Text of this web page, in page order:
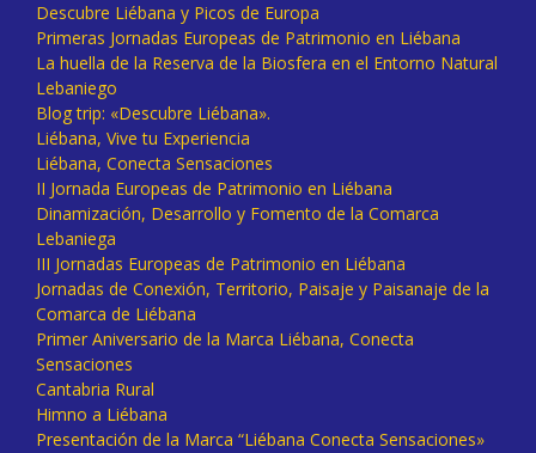
Descubre Liébana y Picos de Europa
Primeras Jornadas Europeas de Patrimonio en Liébana
La huella de la Reserva de la Biosfera en el Entorno Natural
Lebaniego
Blog trip: «Descubre Liébana».
Liébana, Vive tu Experiencia
Liébana, Conecta Sensaciones
II Jornada Europeas de Patrimonio en Liébana
Dinamización, Desarrollo y Fomento de la Comarca
Lebaniega
III Jornadas Europeas de Patrimonio en Liébana
Jornadas de Conexión, Territorio, Paisaje y Paisanaje de la
Comarca de Liébana
Primer Aniversario de la Marca Liébana, Conecta
Sensaciones
Cantabria Rural
Himno a Liébana
Presentación de la Marca “Liébana Conecta Sensaciones»